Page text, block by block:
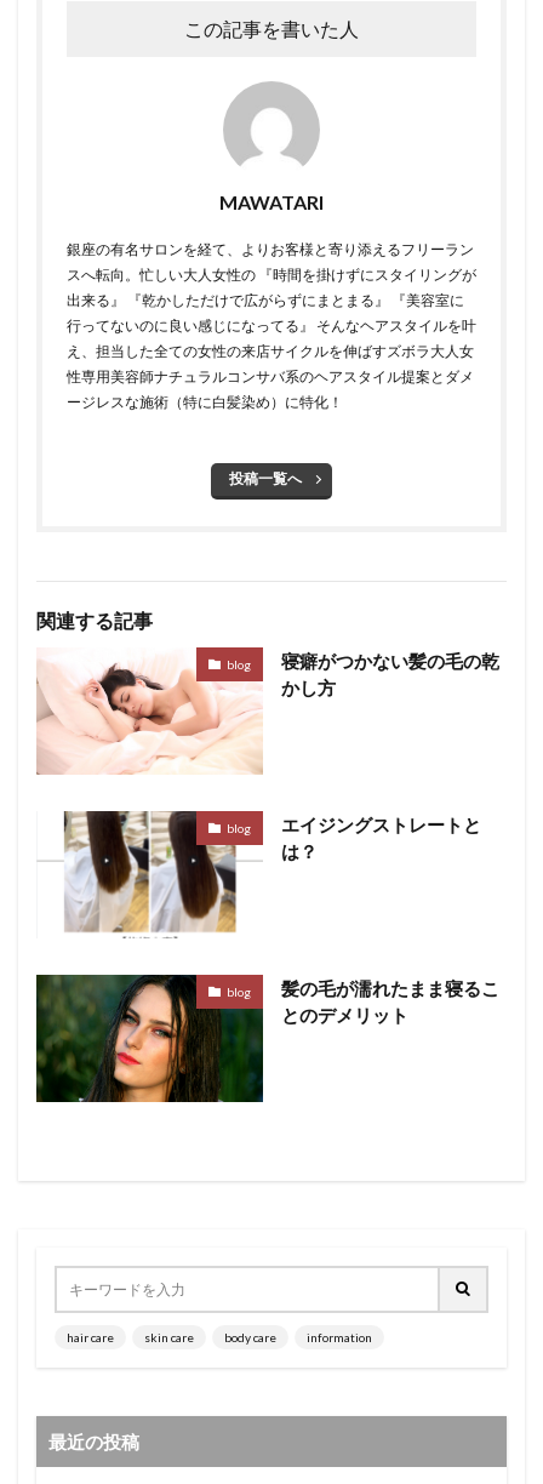
この記事を書いた人
MAWATARI
銀座の有名サロンを経て、よりお客様と寄り添えるフリーラン
スへ転向。 ​ 忙しい大人女性の 『時間を掛けずにスタイリングが
出来る』 『乾かしただけで広がらずにまとまる』 『美容室に
行ってないのに良い感じになってる』 そんなヘアスタイルを叶
え、担当した全ての女性の来店サイクルを伸ばすズボラ大人女
性専用美容師 ​ ​ナチュラルコンサバ系のヘアスタイル提案とダメ
ージレスな施術（特に白髪染め）に特化！
投稿一覧へ
関連する記事
blog
寝癖がつかない髪の毛の乾
かし方
blog
エイジングストレートと
は？
blog
髪の毛が濡れたまま寝るこ
とのデメリット
hair care skin care body care information
最近の投稿